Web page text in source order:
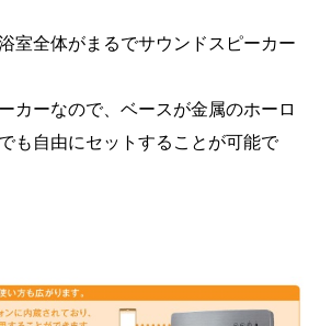
室全体がまるでサウンドスピーカー
カーなので、ベースが金属のホーロ
も自由にセットすることが可能で